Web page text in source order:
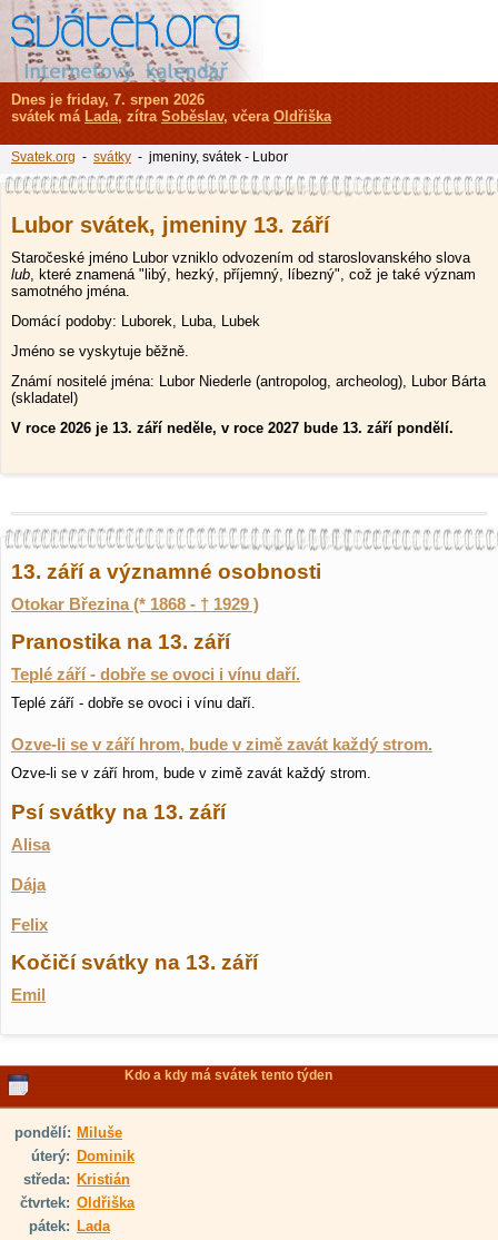
Lubor svátek, jmeniny 13. září
Staročeské jméno Lubor vzniklo odvozením od staroslovanského slova
lub, které znamená "libý, hezký, příjemný, líbezný", což je také význam
samotného jména.
Domácí podoby: Luborek, Luba, Lubek
Jméno se vyskytuje běžně.
Známí nositelé jména: Lubor Niederle (antropolog, archeolog), Lubor Bárta
(skladatel)
V roce 2026 je 13. září neděle, v roce 2027 bude 13. září pondělí.
13. září a významné osobnosti
Otokar Březina (* 1868 - † 1929 )
Pranostika na 13. září
Teplé září - dobře se ovoci i vínu daří.
Teplé září - dobře se ovoci i vínu daří.
Ozve-li se v září hrom, bude v zimě zavát každý strom.
Ozve-li se v září hrom, bude v zimě zavát každý strom.
Psí svátky na 13. září
Alisa
Dája
Felix
Kočičí svátky na 13. září
Emil
Kdo a kdy má svátek tento týden
pondělí: Miluše
úterý: Dominik
středa: Kristián
čtvrtek: Oldřiška
pátek: Lada
Dnes je friday, 7. srpen 2026
svátek má Lada, zítra Soběslav, včera Oldřiška
Svatek.org - svátky - jmeniny, svátek - Lubor